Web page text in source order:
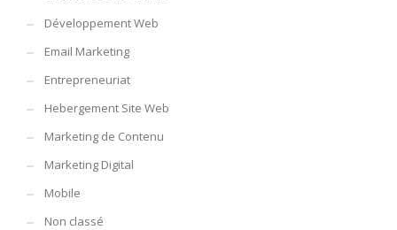
Développement Web
Email Marketing
Entrepreneuriat
Hebergement Site Web
Marketing de Contenu
Marketing Digital
Mobile
Non classé